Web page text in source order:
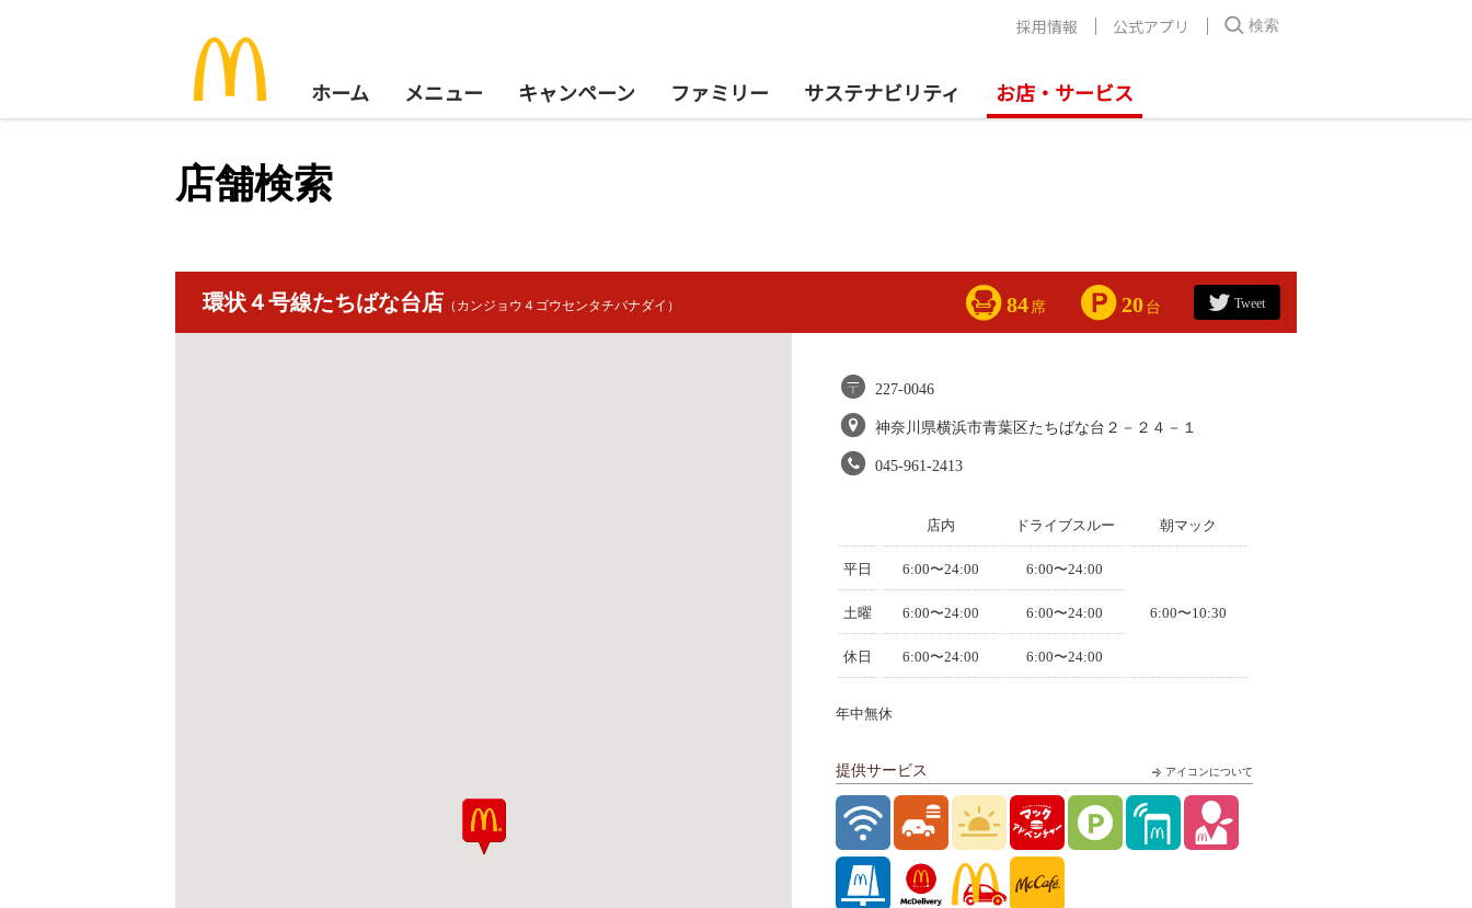
ホーム メニュー キャンペーン ファミリー サステナビリティ お店・サービス
採用情報 公式アプリ 検索
店舗検索
環状４号線たちばな台店 （カンジョウ４ゴウセンタチバナダイ） 84 席 20 台 Tweet
227-0046
神奈川県横浜市青葉区たちばな台２－２４－１
045-961-2413
店内 ドライブスルー 朝マック
平日 6:00〜24:00 6:00〜24:00
6:00〜10:30
土曜 6:00〜24:00 6:00〜24:00
休日 6:00〜24:00 6:00〜24:00
年中無休
アイコンについて
提供サービス